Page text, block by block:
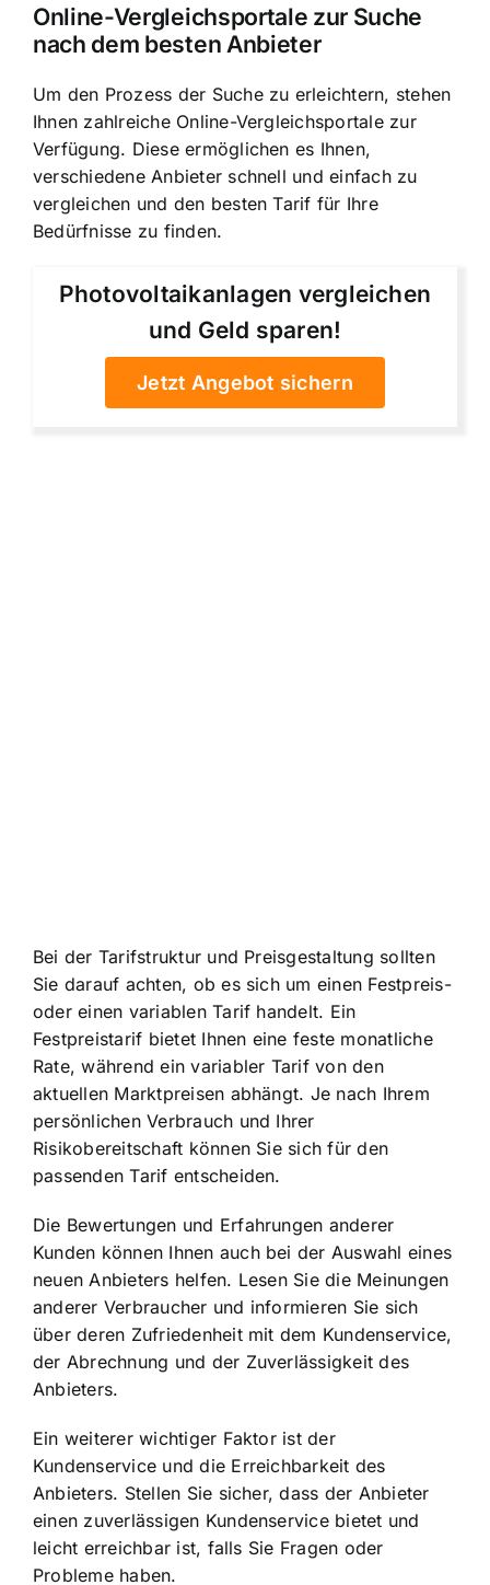
Online-Vergleichsportale zur Suche
nach dem besten Anbieter
Um den Prozess der Suche zu erleichtern, stehen
Ihnen zahlreiche Online-Vergleichsportale zur
Verfügung. Diese ermöglichen es Ihnen,
verschiedene Anbieter schnell und einfach zu
vergleichen und den besten Tarif für Ihre
Bedürfnisse zu finden.
Photovoltaikanlagen vergleichen
und Geld sparen!
Jetzt Angebot sichern
Bei der Tarifstruktur und Preisgestaltung sollten
Sie darauf achten, ob es sich um einen Festpreis-
oder einen variablen Tarif handelt. Ein
Festpreistarif bietet Ihnen eine feste monatliche
Rate, während ein variabler Tarif von den
aktuellen Marktpreisen abhängt. Je nach Ihrem
persönlichen Verbrauch und Ihrer
Risikobereitschaft können Sie sich für den
passenden Tarif entscheiden.
Die Bewertungen und Erfahrungen anderer
Kunden können Ihnen auch bei der Auswahl eines
neuen Anbieters helfen. Lesen Sie die Meinungen
anderer Verbraucher und informieren Sie sich
über deren Zufriedenheit mit dem Kundenservice,
der Abrechnung und der Zuverlässigkeit des
Anbieters.
Ein weiterer wichtiger Faktor ist der
Kundenservice und die Erreichbarkeit des
Anbieters. Stellen Sie sicher, dass der Anbieter
einen zuverlässigen Kundenservice bietet und
leicht erreichbar ist, falls Sie Fragen oder
Probleme haben.